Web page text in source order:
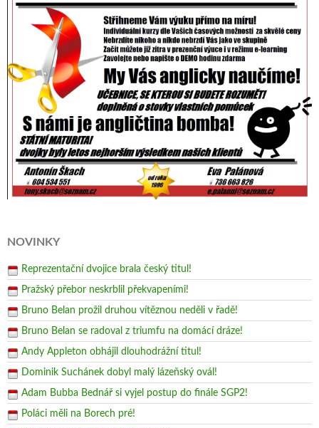
NOVINKY
Reprezentační dvojice brala český titul!
Pražský přebor neskrblil překvapeními!
Bruno Belan prožil druhou vítěznou neděli v řadě!
Bruno Belan se radoval z triumfu na domácí dráze!
Andy Appleton obhájil dlouhodrážní titul!
Dominik Suchánek dobyl malý lázeňský ovál!
Adam Bubba Bednář si vyjel postup do finále SGP2!
Poláci měli na Borech pré!